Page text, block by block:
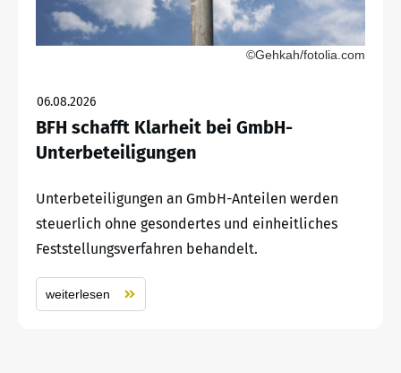
©Gehkah/fotolia.com
06.08.2026
BFH schafft Klarheit bei GmbH-
Unterbeteiligungen
Unterbeteiligungen an GmbH-Anteilen werden
steuerlich ohne gesondertes und einheitliches
Feststellungsverfahren behandelt.
weiterlesen